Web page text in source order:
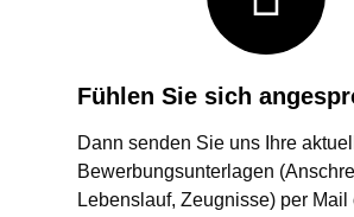
Fühlen Sie sich
Dann senden Sie uns Ihre
Bewerbungsunterlagen
Lebenslauf, Zeugnisse) per Mail